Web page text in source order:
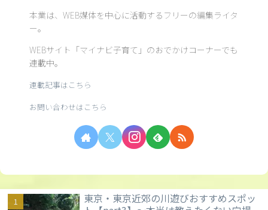
本業は、WEB媒体を中心に活動するフリーの編集ライタ
ー。
WEBサイト「マイナビ子育て」のおでかけコーナーでも
連載中。
連載記事はこちら
お問い合わせはこちら
東京・東京近郊の川遊びおすすめスポッ